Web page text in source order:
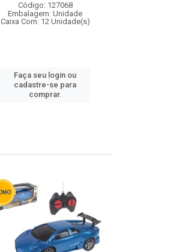
Código: 127068
Embalagem: Unidade
Caixa Com: 12 Unidade(s)
Faça seu login ou
cadastre-se para
comprar.